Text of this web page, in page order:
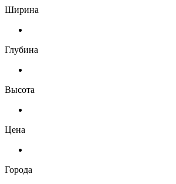
Ширина
Глубина
Высота
Цена
Города